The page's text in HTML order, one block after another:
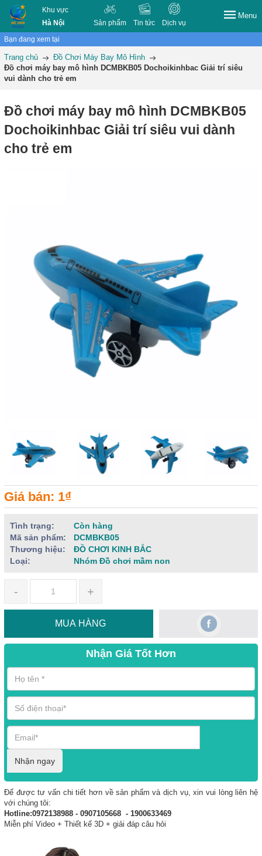
Khu vực
Hà Nội
Sản phẩm Tin tức Dịch vụ
Menu
Bạn đang xem tại
Trang chủ
Đồ Chơi Máy Bay Mô Hình
Đồ chơi máy bay mô hình DCMBKB05 Dochoikinhbac Giải trí siêu
vui dành cho trẻ em
Đồ chơi máy bay mô hình DCMBKB05
Dochoikinhbac Giải trí siêu vui dành
cho trẻ em
Giá bán: 1₫
Tình trạng:
Còn hàng
Mã sản phẩm:
DCMBKB05
Thương hiệu:
ĐỒ CHƠI KINH BẮC
Loại:
Nhóm Đồ chơi mầm non
- +
MUA HÀNG
Nhận Giá Tốt Hơn
Nhận ngay
Để được tư vấn chi tiết hơn về sản phẩm và dịch vụ, xin vui lòng liên hệ
với chúng tôi:
Hotline:0972138988 - 0907105668 - 1900633469
Miễn phí Video + Thiết kế 3D + giải đáp câu hỏi